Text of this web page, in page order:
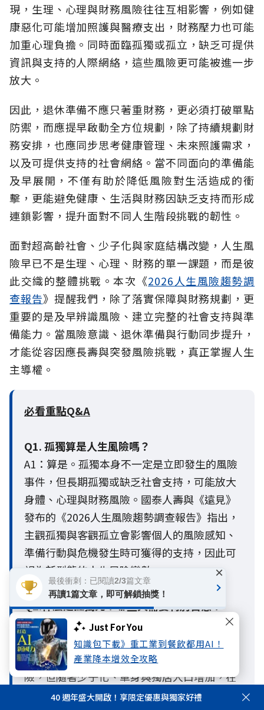
Just For You
知識包下載》重工業到餐飲都用AI！
產業降本增效全攻略
現，生理、心理與財務風險往往互相影響，例如健
康惡化可能增加照護與醫療支出，財務壓力也可能
加重心理負擔。同時面臨孤獨或孤立，缺乏可提供
資訊與支持的人際網絡，這些風險更可能被進一步
放大。
因此，退休準備不應只著重財務，更必須打破單點
防禦，而應提早啟動全方位規劃，除了持續規劃財
務安排，也應同步思考健康管理、未來照護需求，
以及可提供支持的社會網絡。當不同面向的準備能
及早展開，不僅有助於降低風險對生活造成的衝
擊，更能避免健康、生活與財務因缺乏支持而形成
連鎖影響，提升面對不同人生階段挑戰的韌性。
面對超高齡社會、少子化與家庭結構改變，人生風
險早已不是生理、心理、財務的單一課題，而是彼
此交織的整體挑戰。本次《2026人生風險趨勢調
查報告》提醒我們，除了落實保障與財務規劃，更
重要的是及早辨識風險、建立完整的社會支持與準
備能力。當風險意識、退休準備與行動同步提升，
才能從容因應長壽與突發風險挑戰，真正掌握人生
主導權。
必看重點Q&A
Q1. 孤獨算是人生風險嗎？
A1：算是。孤獨本身不一定是立即發生的風險
事件，但長期孤獨或缺乏社會支持，可能放大
身體、心理與財務風險。國泰人壽與《遠見》
發布的《2026人生風險趨勢調查報告》指出，
主觀孤獨與客觀孤立會影響個人的風險感知、
準備行動與危機發生時可獲得的支持，因此可
視為新型態的人生風險變數。
Q2.什麼是孤獨死？哪些人需要特別留意？
A2：孤獨死通常是指一個人在缺乏親友關懷或
社會支持的情況下獨自離世，且長時間未被發
現的情形。一般人常以為只有高齡者才有風
險，但隨著少子化、單身與獨居人口增加，在
超高齡社會中，長期處於客觀孤立、社會連結
40 週年盛大開啟！享限定優惠與獨家好禮
最後衝刺：已閱讀2/3篇文章
再讀1篇文章，即可解鎖抽獎！
×